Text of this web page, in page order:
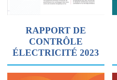
RAPPORT DE
CONTRÔLE
ÉLECTRICITÉ 2023